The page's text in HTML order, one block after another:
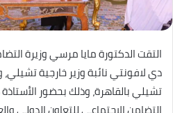
التقت الدكتورة مايا مرسي وزيرة
دي لافونتي نائبة وزير خارجية
تشيلي بالقاهرة، وذلك بحضور